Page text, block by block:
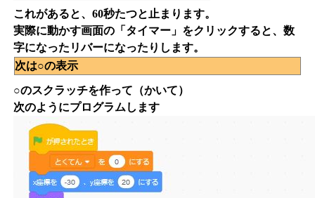
これがあると、60秒たつと止まります。
実際に動かす画面の「タイマー」をクリックすると、数
字になったリバーになったりします。
次は○の表示
○のスクラッチを作って（かいて）
次のようにプログラムします